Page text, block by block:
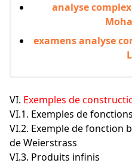
analyse
examens analyse
VI. Exemples de
VI.1. Exemples de
VI.2. Exemple de fonction
de Weierstrass
VI.3. Produits infinis